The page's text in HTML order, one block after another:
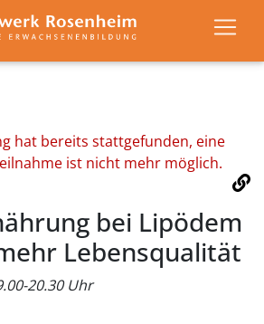
hat bereits stattgefunden, eine
ist nicht mehr möglich.
bei Lipödem
Lebensqualität
20.30 Uhr